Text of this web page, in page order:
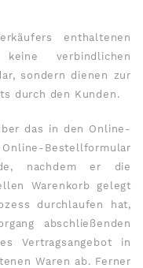
enthaltenen
keine verbindlichen
sondern dienen zur
durch den Kunden.
das in den Online-
Bestellformular
nachdem er die
Warenkorb gelegt
durchlaufen hat,
abschließenden
Vertragsangebot in
Waren ab. Ferner